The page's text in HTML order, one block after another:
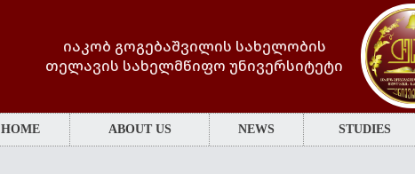
იაკობ გოგებაშვილის სახელობის
თელავის სახელმწიფო უნივერსიტეტი
HOME ABOUT US NEWS STUDIES